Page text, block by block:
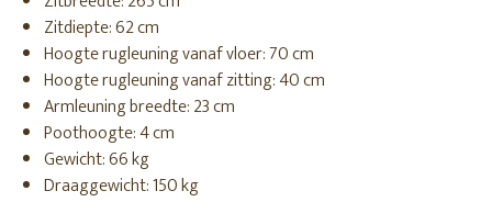
Zitdiepte: 62 cm
Hoogte rugleuning vanaf vloer: 70 cm
Hoogte rugleuning vanaf zitting: 40 cm
Armleuning breedte: 23 cm
Poothoogte: 4 cm
Gewicht: 66 kg
Draaggewicht: 150 kg